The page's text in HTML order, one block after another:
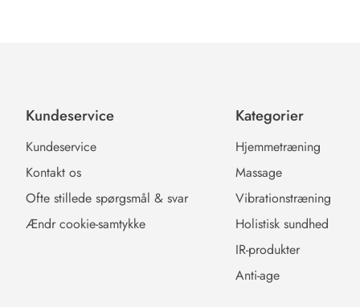
Kundeservice
Kundeservice
Kontakt os
Ofte stillede spørgsmål & svar
Ændr cookie-samtykke
Kategorier
Hjemmetræning
Massage
Vibrationstræning
Holistisk sundhed
IR-produkter
Anti-age